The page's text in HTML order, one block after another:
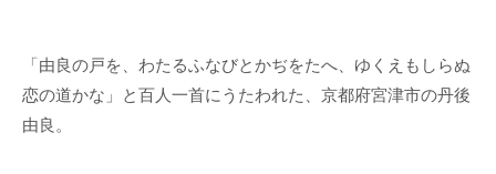
「由良の戸を、わたるふなびとかぢをたへ、ゆくえもしらぬ
恋の道かな」と百人一首にうたわれた、京都府宮津市の丹後
由良。